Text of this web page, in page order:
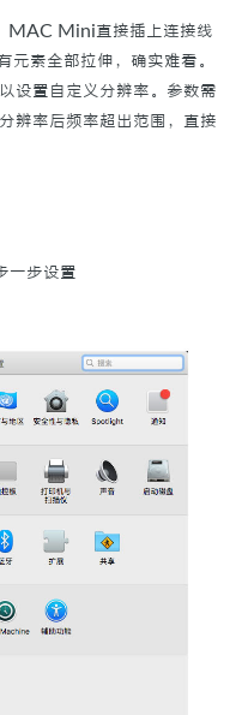
MAC Mini直接插上连接线
素全部拉伸，确实难看。
设置自定义分辨率。参数需
辨率后频率超出范围，直接
一步设置